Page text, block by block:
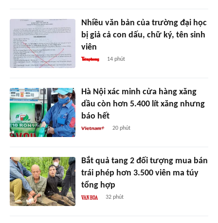
Nhiều văn bản của trường đại học
bị giả cả con dấu, chữ ký, tên sinh
viên
14 phút
Hà Nội xác minh cửa hàng xăng
dầu còn hơn 5.400 lít xăng nhưng
báo hết
20 phút
Bắt quả tang 2 đối tượng mua bán
trái phép hơn 3.500 viên ma túy
tổng hợp
32 phút